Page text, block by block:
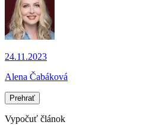
24.11.2023
Alena Čabáková
Prehrať
Vypočuť článok